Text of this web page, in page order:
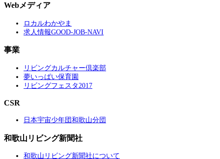
Webメディア
ロカルわかやま
求人情報GOOD-JOB-NAVI
事業
リビングカルチャー倶楽部
夢いっぱい保育園
リビングフェスタ2017
CSR
日本宇宙少年団和歌山分団
和歌山リビング新聞社
和歌山リビング新聞社について